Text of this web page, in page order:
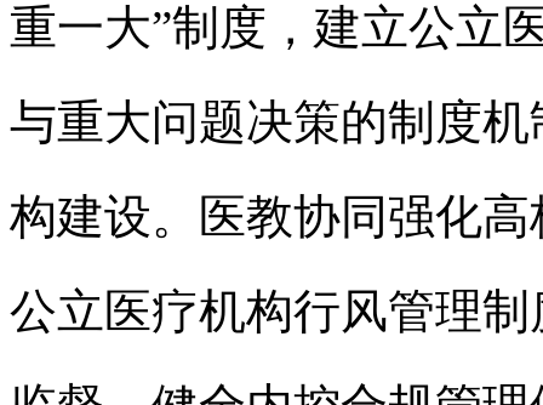
重一大”制度，建立公立
与重大问题决策的制度
构建设。医教协同强化
公立医疗机构行风管理